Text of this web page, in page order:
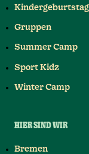
Gruppen
Summer Camp
Sport Kidz
Winter Camp
HIER SIND WIR
Bremen